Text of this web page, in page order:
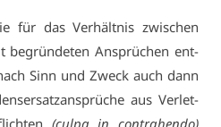
für das Ver­hält­nis zwi­schen
be­grün­de­ten An­sprü­chen ent­
Sinn und Zweck auch dann
aus Ver­let­